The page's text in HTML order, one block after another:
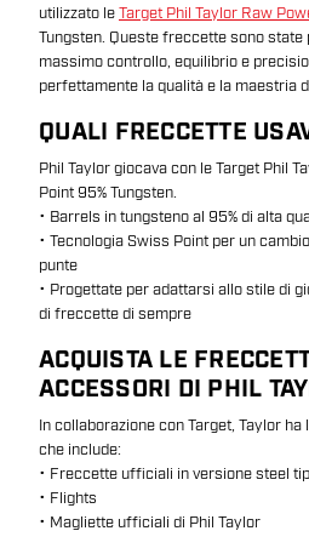
utilizzato leTarget Phil Taylor Raw
Tungsten. Queste freccette sono
massimo controllo, equilibrio e
perfettamente la qualità e la maestria
QUALI FRECCETTE
Phil Taylor giocava con le Target Phil
Point 95% Tungsten.
• Barrels in tungsteno al 95% di alta
• Tecnologia Swiss Point per un
punte
• Progettate per adattarsi allo stile di
di freccette di sempre
ACQUISTA LE
ACCESSORI DI PHIL
In collaborazione con Target, Taylor
che include:
• Freccette ufficiali in versione steel
• Flights
• Magliette ufficiali di Phil Taylor